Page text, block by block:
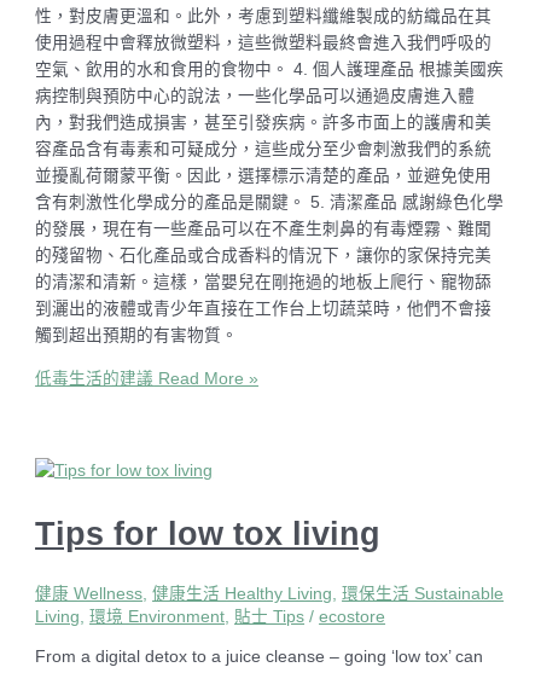
性，對皮膚更溫和。此外，考慮到塑料纖維製成的紡織品在其
使用過程中會釋放微塑料，這些微塑料最終會進入我們呼吸的
空氣、飲用的水和食用的食物中。 4. 個人護理產品 根據美國疾
病控制與預防中心的說法，一些化學品可以通過皮膚進入體
內，對我們造成損害，甚至引發疾病。許多市面上的護膚和美
容產品含有毒素和可疑成分，這些成分至少會刺激我們的系統
並擾亂荷爾蒙平衡。因此，選擇標示清楚的產品，並避免使用
含有刺激性化學成分的產品是關鍵。 5. 清潔產品 感謝綠色化學
的發展，現在有一些產品可以在不產生刺鼻的有毒煙霧、難聞
的殘留物、石化產品或合成香料的情況下，讓你的家保持完美
的清潔和清新。這樣，當嬰兒在剛拖過的地板上爬行、寵物舔
到灑出的液體或青少年直接在工作台上切蔬菜時，他們不會接
觸到超出預期的有害物質。
低毒生活的建議 Read More »
Tips for low tox living
健康 Wellness ,健康生活 Healthy Living ,環保生活 Sustainable
Living ,環境 Environment 貼士 Tips /ecostore
From a digital detox to a juice cleanse – going ‘low tox’ can